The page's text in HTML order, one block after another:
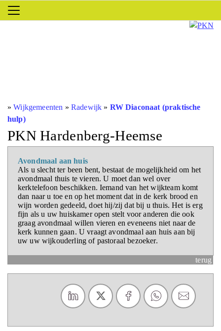
»Wijkgemeenten » Radewijk » RW Diaconaat (praktische
hulp)
PKN Hardenberg-Heemse
Avondmaal aan huis
Als u slecht ter been bent, bestaat de mogelijkheid om het
avondmaal thuis te vieren. U moet dan wel over
kerktelefoon beschikken. Iemand van het wijkteam komt
dan naar u toe en op het moment dat in de kerk brood en
wijn worden gedeeld, doet hij/zij dat bij u thuis. Het is erg
fijn als u uw huiskamer open stelt voor anderen die ook
graag avondmaal willen vieren en eveneens niet naar de
kerk kunnen gaan. U vraagt avondmaal aan huis aan bij
uw uw wijkouderling of pastoraal bezoeker.
terug